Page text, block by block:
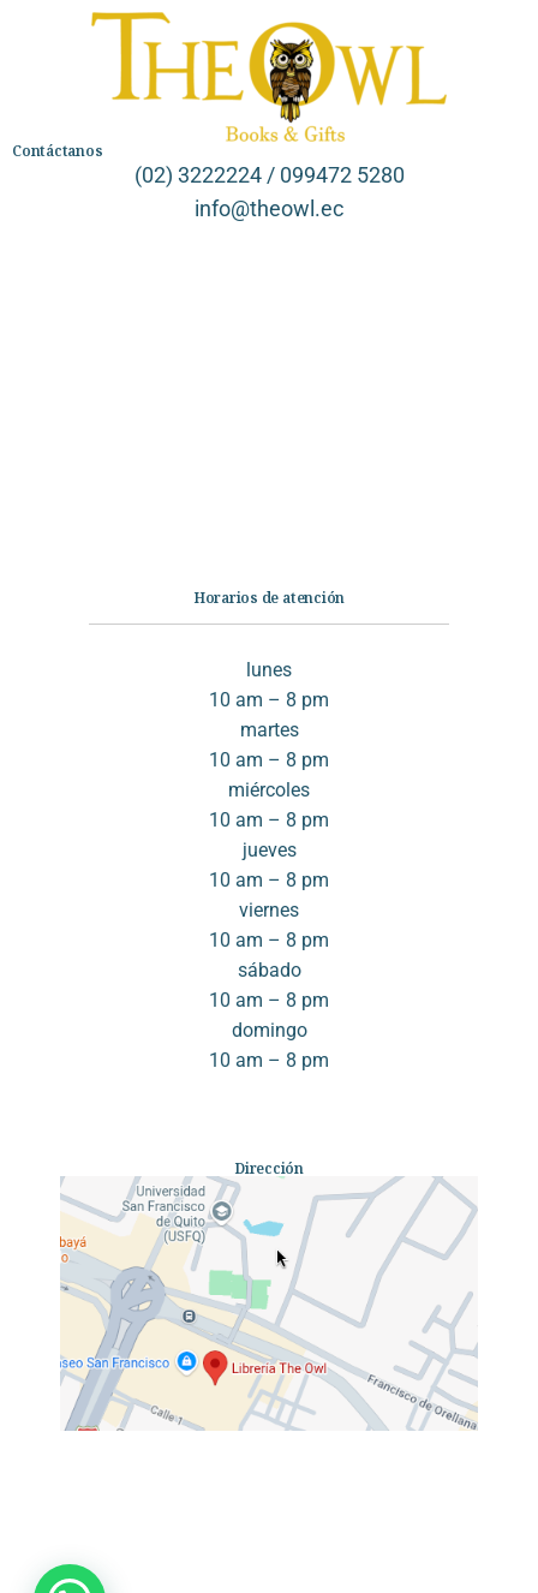
Contáctanos
(02) 3222224 / 099472 5280
info@theowl.ec
Horarios de atención
lunes
10 am – 8 pm
martes
10 am – 8 pm
miércoles
10 am – 8 pm
jueves
10 am – 8 pm
viernes
10 am – 8 pm
sábado
10 am – 8 pm
domingo
10 am – 8 pm
Dirección